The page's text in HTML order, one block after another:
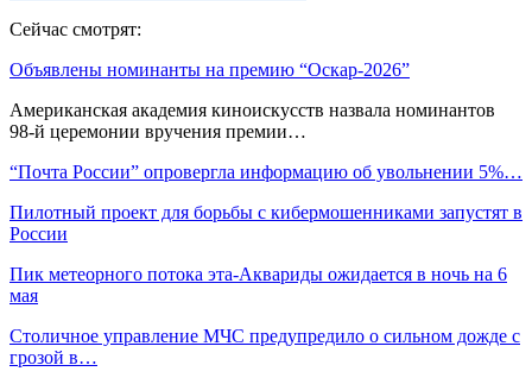
Сейчас смотрят:
Объявлены номинанты на премию “Оскар-2026”
Американская академия киноискусств назвала номинантов
98-й церемонии вручения премии…
“Почта России” опровергла информацию об увольнении 5%…
Пилотный проект для борьбы с кибермошенниками запустят в
России
Пик метеорного потока эта-Аквариды ожидается в ночь на 6
мая
Столичное управление МЧС предупредило о сильном дожде с
грозой в…